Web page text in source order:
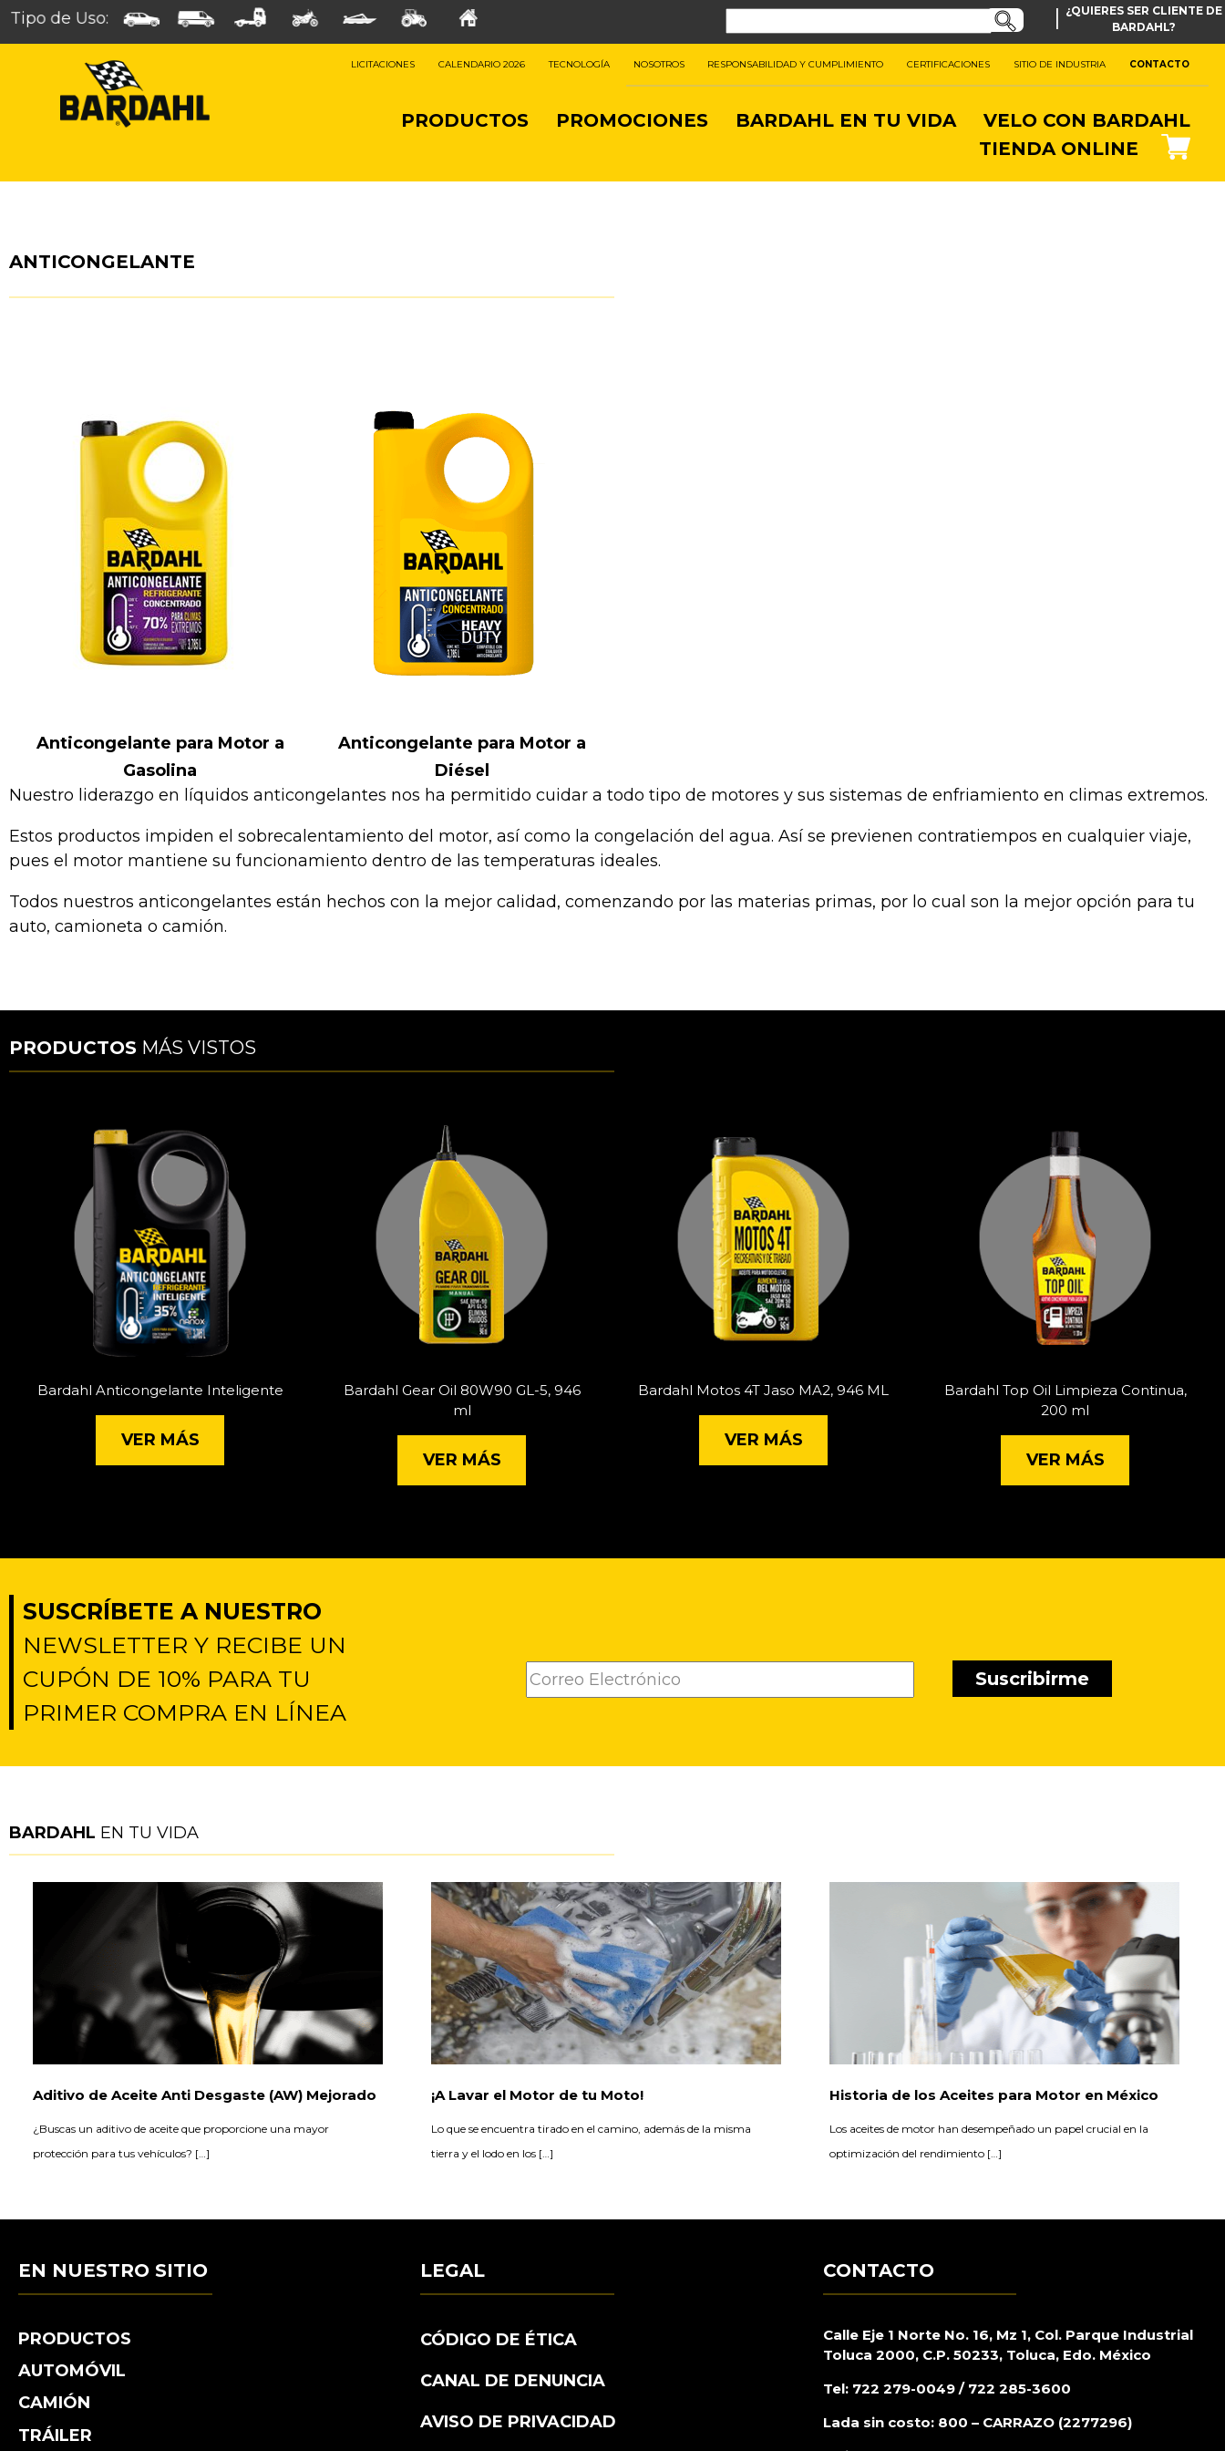
Tipo de Uso: | ¿QUIERES SER CLIENTE DE
BARDAHL?
LICITACIONES CALENDARIO 2026 TECNOLOGÍA NOSOTROS RESPONSABILIDAD Y CUMPLIMIENTO CERTIFICACIONES SITIO DE INDUSTRIA CONTACTO
PRODUCTOS PROMOCIONES BARDAHL EN TU VIDA
VELO CON BARDAHL
TIENDA ONLINE
ANTICONGELANTE
Anticongelante para Motor a
Gasolina
Anticongelante para Motor a
Diésel
Nuestro liderazgo en líquidos anticongelantes nos ha permitido cuidar a todo tipo de motores y sus sistemas de enfriamiento en climas extremos.
Estos productos impiden el sobrecalentamiento del motor, así como la congelación del agua. Así se previenen contratiempos en cualquier viaje,
pues el motor mantiene su funcionamiento dentro de las temperaturas ideales.
Todos nuestros anticongelantes están hechos con la mejor calidad, comenzando por las materias primas, por lo cual son la mejor opción para tu
auto, camioneta o camión.
PRODUCTOS MÁS VISTOS
Bardahl Anticongelante Inteligente
VER MÁS
Bardahl Gear Oil 80W90 GL-5, 946
ml
VER MÁS
Bardahl Motos 4T Jaso MA2, 946 ML
VER MÁS
Bardahl Top Oil Limpieza Continua,
200 ml
VER MÁS
SUSCRÍBETE A NUESTRO
NEWSLETTER Y RECIBE UN
CUPÓN DE 10% PARA TU
PRIMER COMPRA EN LÍNEA
BARDAHL EN TU VIDA
Aditivo de Aceite Anti Desgaste (AW) Mejorado
¿Buscas un aditivo de aceite que proporcione una mayor
protección para tus vehículos? […]
¡A Lavar el Motor de tu Moto!
Lo que se encuentra tirado en el camino, además de la misma
tierra y el lodo en los […]
Historia de los Aceites para Motor en México
Los aceites de motor han desempeñado un papel crucial en la
optimización del rendimiento […]
EN NUESTRO SITIO
PRODUCTOS
AUTOMÓVIL
CAMIÓN
TRÁILER
LEGAL
CÓDIGO DE ÉTICA
CANAL DE DENUNCIA
AVISO DE PRIVACIDAD
CONTACTO
Calle Eje 1 Norte No. 16, Mz 1, Col. Parque Industrial
Toluca 2000, C.P. 50233, Toluca, Edo. México
Tel: 722 279-0049 / 722 285-3600
Lada sin costo: 800 – CARRAZO (2277296)